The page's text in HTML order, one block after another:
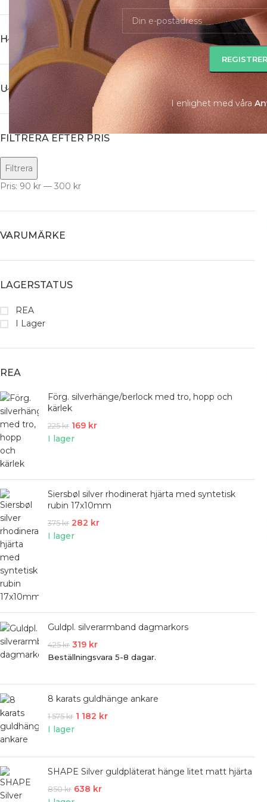
I enlighet med våra A
HUVUDKATEGORI
UNDERKATEGORI
FILTRERA EFTER PRIS
Filtrera
Pris: 90 kr — 300 kr
VARUMÄRKE
LAGERSTATUS
REA
I Lager
REA
Förg. silverhänge/berlock med tro, hopp och
kärlek
225kr 169 kr
I lager
Siersbøl silver rhodinerat hjärta med syntetisk
rubin 17x10mm
375kr 282 kr
I lager
Guldpl. silverarmband dagmarkors
425kr 319 kr
Beställningsvara 5-8 dagar.
8 karats guldhänge ankare
1 575kr 1 182 kr
I lager
SHAPE Silver guldpläterat hänge litet matt hjärta
850kr 638 kr